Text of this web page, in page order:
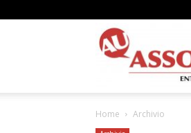
Home Archivio